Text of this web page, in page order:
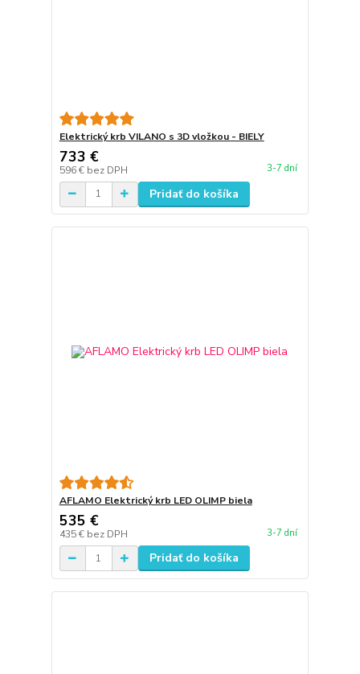
Elektrický krb VILANO s 3D vložkou - BIELY
733 €
596 € bez DPH 3-7 dní
Pridať do košíka
AFLAMO Elektrický krb LED OLIMP biela
535 €
435 € bez DPH 3-7 dní
Pridať do košíka